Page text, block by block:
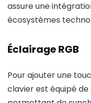
assure une
écosystèmes
Éclairage RGB
Pour ajouter une
clavier est équipé de